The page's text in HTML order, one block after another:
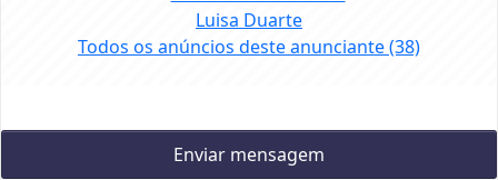
Luisa Duarte
Todos os anúncios deste anunciante(38)
Enviar mensagem